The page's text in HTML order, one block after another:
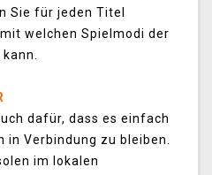
Sie für jeden Titel
welchen Spielmodi der
dafür, dass es einfach
Verbindung zu bleiben.
im lokalen